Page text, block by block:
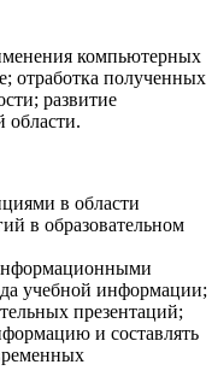
компьютерных
отработка полученных
развитие
области.
в области
в образовательном
учебной информации;
презентаций;
и составлять